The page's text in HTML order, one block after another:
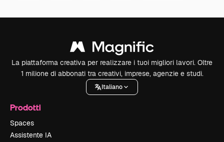
La piattaforma creativa per realizzare i tuoi migliori lavori. Oltre
1 milione di abbonati tra creativi, imprese, agenzie e studi.
Italiano
Prodotti
Spaces
Assistente IA